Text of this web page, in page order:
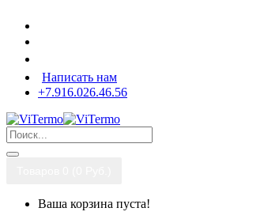
Написать нам
+7.916.026.46.56
Ваша корзина пуста!